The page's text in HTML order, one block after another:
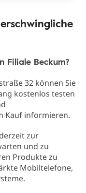
Filiale Beckum?
32 können Sie
kostenlos testen
Kauf informieren.
zur
und zu
Produkte zu
Mobiltelefone,